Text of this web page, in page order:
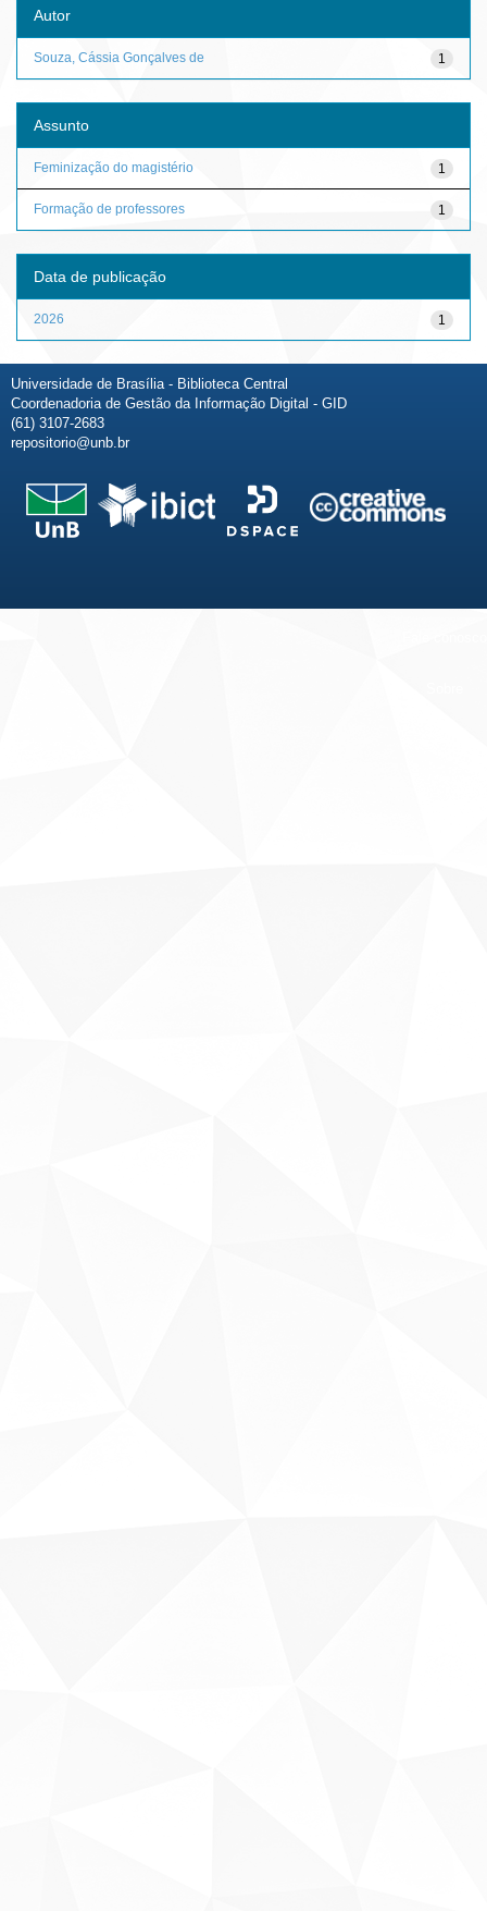
Autor
1
Souza, Cássia Gonçalves de
Assunto
1
Feminização do magistério
1
Formação de professores
Data de publicação
1
2026
Universidade de Brasília - Biblioteca Central
Coordenadoria de Gestão da Informação Digital - GID
(61) 3107-2683
repositorio@unb.br